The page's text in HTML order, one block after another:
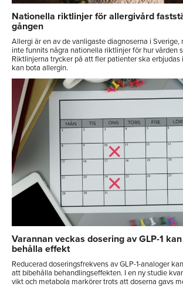
Nationella riktlinjer för allergivård
gången
Allergi är en av de vanligaste diagnoserna i Sverige,
inte funnits några nationella riktlinjer för hur vården
Riktlinjerna trycker på att fler patienter ska erbjudas
kan bota allergin.
Varannan veckas dosering av GLP-1
behålla effekt
Reducerad doseringsfrekvens av GLP-1-analoger
att bibehålla behandlingseffekten. I en ny studie
vikt och metabola markörer trots att doserna gavs